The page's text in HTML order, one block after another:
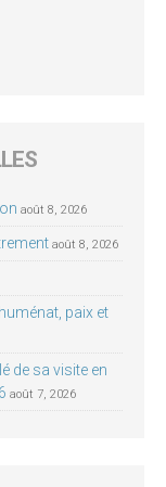
août 8, 2026
août 8, 2026
paix et
de sa visite en
août 7, 2026